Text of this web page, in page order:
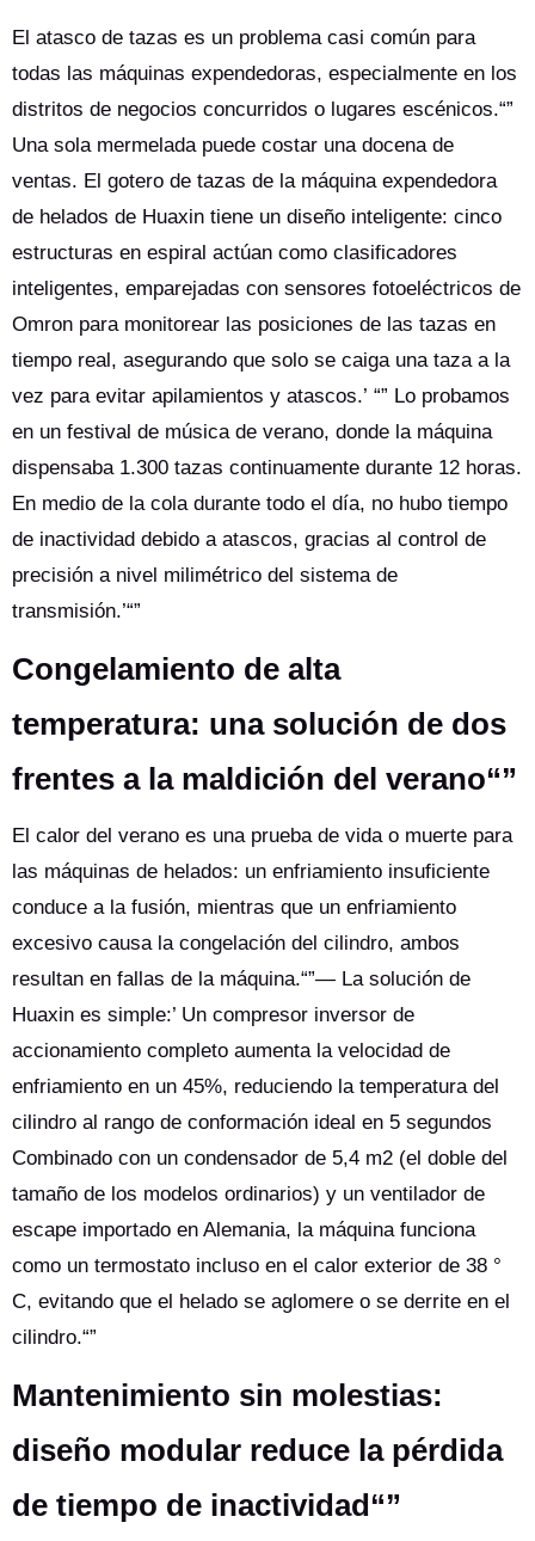
El atasco de tazas es un problema casi común para
todas las máquinas expendedoras, especialmente en los
distritos de negocios concurridos o lugares escénicos.“”
Una sola mermelada puede costar una docena de
ventas. El gotero de tazas de la máquina expendedora
de helados de Huaxin tiene un diseño inteligente: cinco
estructuras en espiral actúan como clasificadores
inteligentes, emparejadas con sensores fotoeléctricos de
Omron para monitorear las posiciones de las tazas en
tiempo real, asegurando que solo se caiga una taza a la
vez para evitar apilamientos y atascos.’ “” Lo probamos
en un festival de música de verano, donde la máquina
dispensaba 1.300 tazas continuamente durante 12 horas.
En medio de la cola durante todo el día, no hubo tiempo
de inactividad debido a atascos, gracias al control de
precisión a nivel milimétrico del sistema de
transmisión.’“”
Congelamiento de alta
temperatura: una solución de dos
frentes a la maldición del verano“”
El calor del verano es una prueba de vida o muerte para
las máquinas de helados: un enfriamiento insuficiente
conduce a la fusión, mientras que un enfriamiento
excesivo causa la congelación del cilindro, ambos
resultan en fallas de la máquina.“”— La solución de
Huaxin es simple:’ Un compresor inversor de
accionamiento completo aumenta la velocidad de
enfriamiento en un 45%, reduciendo la temperatura del
cilindro al rango de conformación ideal en 5 segundos
Combinado con un condensador de 5,4 m2 (el doble del
tamaño de los modelos ordinarios) y un ventilador de
escape importado en Alemania, la máquina funciona
como un termostato incluso en el calor exterior de 38 °
C, evitando que el helado se aglomere o se derrite en el
cilindro.“”
Mantenimiento sin molestias:
diseño modular reduce la pérdida
de tiempo de inactividad“”